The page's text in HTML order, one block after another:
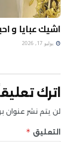
اشيك عبايا و
يوليو 17, 2026
اترك
لن يتم نشر عنوان
التعليق *